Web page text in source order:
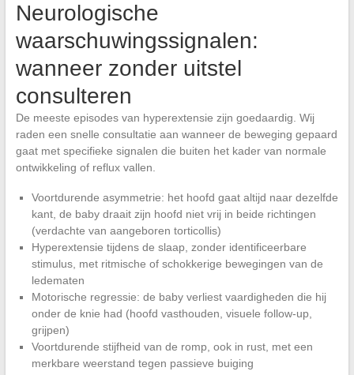
Neurologische
waarschuwingssignalen:
wanneer zonder uitstel
consulteren
De meeste episodes van hyperextensie zijn goedaardig. Wij
raden een snelle consultatie aan wanneer de beweging gepaard
gaat met specifieke signalen die buiten het kader van normale
ontwikkeling of reflux vallen.
Voortdurende asymmetrie: het hoofd gaat altijd naar dezelfde
kant, de baby draait zijn hoofd niet vrij in beide richtingen
(verdachte van aangeboren torticollis)
Hyperextensie tijdens de slaap, zonder identificeerbare
stimulus, met ritmische of schokkerige bewegingen van de
ledematen
Motorische regressie: de baby verliest vaardigheden die hij
onder de knie had (hoofd vasthouden, visuele follow-up,
grijpen)
Voortdurende stijfheid van de romp, ook in rust, met een
merkbare weerstand tegen passieve buiging